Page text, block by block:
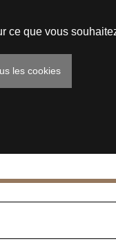
(JOUE)
ce que vous
les cookies